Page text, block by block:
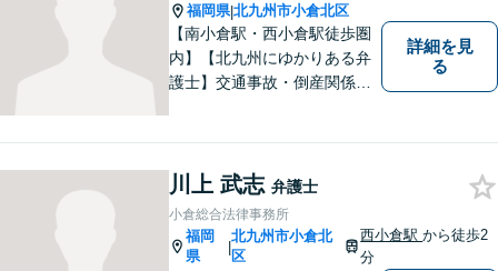
福岡県|北九州市小倉北区
【南小倉駅・西小倉駅徒歩圏
内】【北九州にゆかりある弁
護士】交通事故・倒産関係・
本質把握から解決に至るまで
懇切丁寧に対応します！【宅
建士資格あり】
詳細を見
る
川上 武志 弁護士
小倉総合法律事務所
福岡
県
|
北九州市小倉北
区
西小倉駅から徒歩2
分